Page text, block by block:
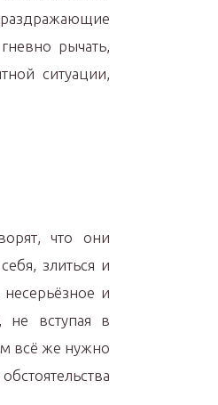
рычать,
ситуации,
что они
злиться и
и
не вступая в
всё же нужно